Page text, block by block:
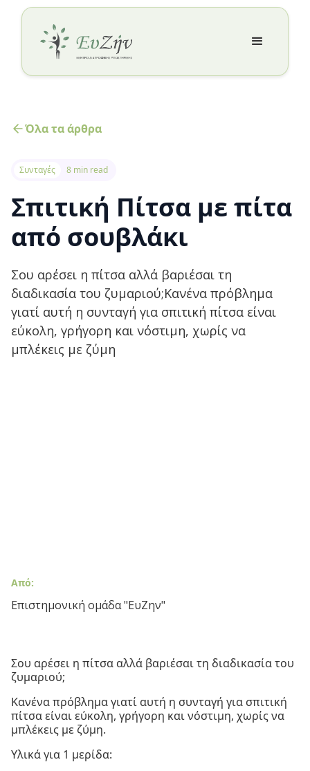
Όλα τα άρθρα
Συνταγές 8 min read
Σπιτική Πίτσα με πίτα
από σουβλάκι
Σου αρέσει η πίτσα αλλά βαριέσαι τη
διαδικασία του ζυμαριού;Κανένα πρόβλημα
γιατί αυτή η συνταγή για σπιτική πίτσα είναι
εύκολη, γρήγορη και νόστιμη, χωρίς να
μπλέκεις με ζύμη‍
Από:
Επιστημονική ομάδα "ΕυΖην"
Σου αρέσει η πίτσα αλλά βαριέσαι τη διαδικασία του
ζυμαριού;
Κανένα πρόβλημα γιατί αυτή η συνταγή για σπιτική
πίτσα είναι εύκολη, γρήγορη και νόστιμη, χωρίς να
μπλέκεις με ζύμη.
Υλικά για 1 μερίδα: